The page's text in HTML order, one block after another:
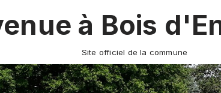
à Bois
Site officiel de la commune